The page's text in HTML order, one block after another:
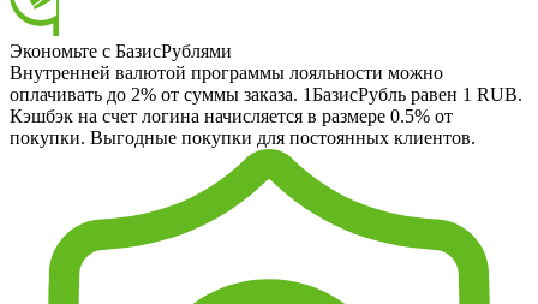
Экономьте с БазисРублями
Внутренней валютой программы лояльности можно
оплачивать до 2% от суммы заказа. 1БазисРубль равен 1 RUB.
Кэшбэк на счет логина начисляется в размере 0.5% от
покупки. Выгодные покупки для постоянных клиентов.